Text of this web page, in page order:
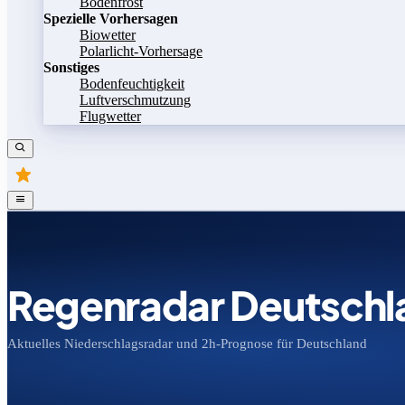
Spezielle Vorhersagen
Biowetter
Polarlicht-Vorhersage
Sonstiges
Bodenfeuchtigkeit
Luftverschmutzung
Flugwetter
Regenradar
Aktuelles Niederschlagsradar und 2h-Prognose für Deutschland